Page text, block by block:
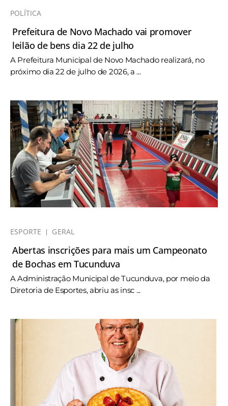
POLÍTICA
Prefeitura de Novo Machado vai promover
leilão de bens dia 22 de julho
A Prefeitura Municipal de Novo Machado realizará, no
próximo dia 22 de julho de 2026, a ...
ESPORTE GERAL
Abertas inscrições para mais um Campeonato
de Bochas em Tucunduva
A Administração Municipal de Tucunduva, por meio da
Diretoria de Esportes, abriu as insc ...